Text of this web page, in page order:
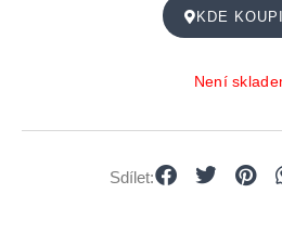
KDE
Není
Sdílet: